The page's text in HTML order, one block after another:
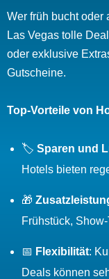
Wer früh bucht oder
Las Vegas tolle
oder exklusive
Gutscheine.
Top-Vorteile von
🏷️ Sparen und
Hotels bieten
🎁
Frühstück,
📅 Flexibilität:
Deals können